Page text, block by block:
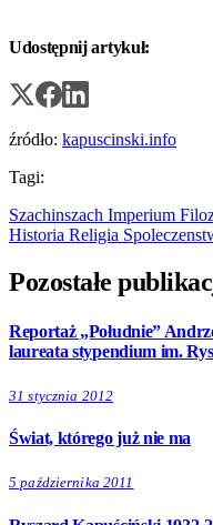
Udostępnij artykuł:
źródło: kapuscinski.info
Tagi:
Szachinszach Imperium
Historia Religia
Pozostałe
Reportaż „Południe”
laureata stypendium im.
31 stycznia 2012
Świat, którego już nie ma
5 października 2011